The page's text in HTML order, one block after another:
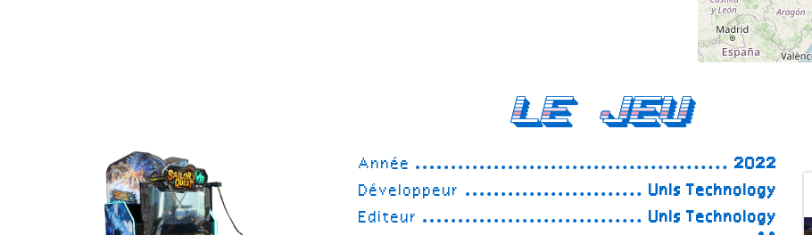
Le Jeu
Année
2022
Développeur
Unis Technology
Editeur
Unis Technology